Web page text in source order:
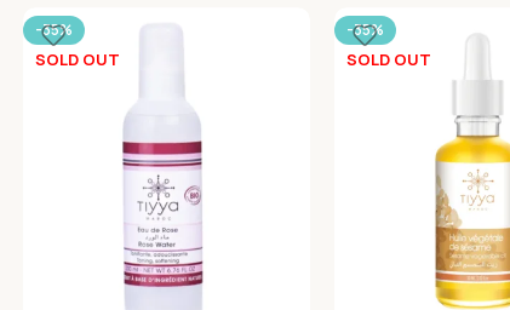
-35%
SOLD OUT
-35%
SOLD OUT